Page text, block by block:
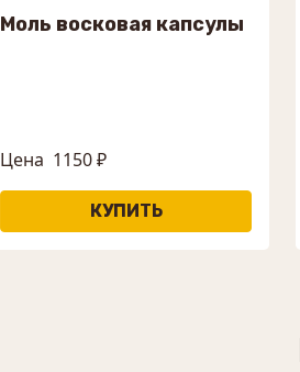
Моль восковая капсулы
Цена 1150 ₽